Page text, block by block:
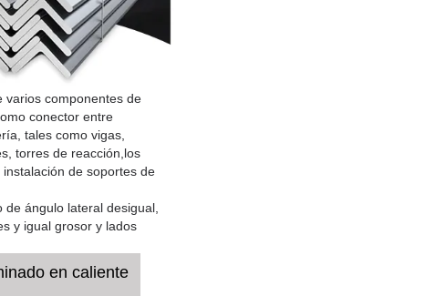
varios componentes de
conector entre
tales como vigas,
torres de reacción,los
de soportes de
ángulo lateral desigual,
y igual grosor y lados
en caliente